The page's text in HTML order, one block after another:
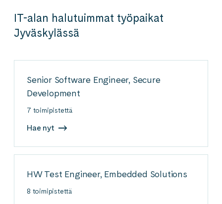
IT-alan halutuimmat työpaikat
Jyväskylässä
Senior Software Engineer, Secure
Development
7 toimipistettä
Hae nyt
HW Test Engineer, Embedded Solutions
8 toimipistettä